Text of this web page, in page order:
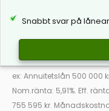
Snabbt svar på
ex: Annuitetslån 500 000
Nom.ränta: 5,91%. Eff.
755 595 kr.